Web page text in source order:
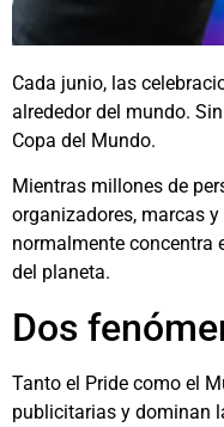
Cada junio, las
alrededor del mundo.
Copa del Mundo.
Mientras millones de
organizadores, marcas
normalmente concentra
del planeta.
Dos
Tanto el Pride como el
publicitarias y dominan